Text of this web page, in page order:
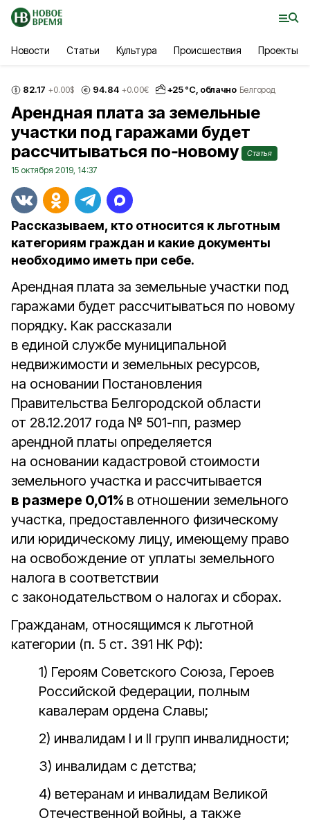
Новости Статьи Культура Происшествия Проекты
82.17 +0.00$ 94.84 +0.00€ +25°С, облачно Белгород
Арендная плата за земельные
участки под гаражами будет
рассчитываться по‑новому
Статья
15 октября 2019, 14:37
Рассказываем, кто относится к льготным
категориям граждан и какие документы
необходимо иметь при себе.
Арендная плата за земельные участки под
гаражами будет рассчитываться по новому
порядку. Как рассказали
в единой службе муниципальной
недвижимости и земельных ресурсов,
на основании Постановления
Правительства Белгородской области
от 28.12.2017 года № 501-пп, размер
арендной платы определяется
на основании кадастровой стоимости
земельного участка и рассчитывается
в размере 0,01% в отношении земельного
участка, предоставленного физическому
или юридическому лицу, имеющему право
на освобождение от уплаты земельного
налога в соответствии
с законодательством о налогах и сборах.
Гражданам, относящимся к льготной
категории (п. 5 ст. 391 НК РФ):
1) Героям Советского Союза, Героев
Российской Федерации, полным
кавалерам ордена Славы;
2) инвалидам I и II групп инвалидности;
3) инвалидам с детства;
4) ветеранам и инвалидам Великой
Отечественной войны, а также